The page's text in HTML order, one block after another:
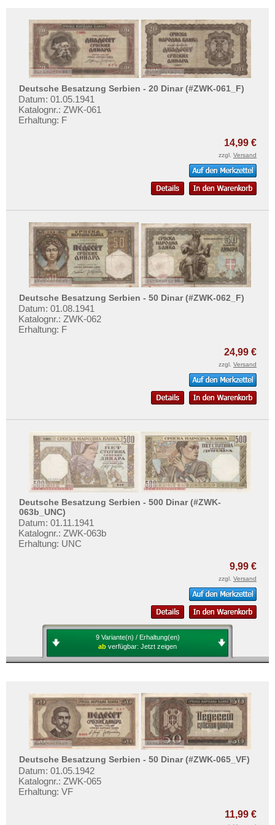
Luxemburg
Malta
Mazedonien
Memelgebiet
Moldawien
Montenegro
Portugal
Rumänien
Russland
Saarland
San Marino
Schottland
Schweden
Spitzbergen
Tatarstan
Transnistrien
Tschechische Republik
Tschechoslowakei
Türkei
Zypern
Banknotenbriefe
Kataloge
Aufbewahrung
Gutscheine
Ihre Bewertungen
Erhaltungsgrade
Gratisbanknoten
FAQ
Mehr über...
Zahlungsbedingungen
Privatsphäre und Datenschutz
Deutsche Besatzung Serbien - 20 Dinar (#ZWK-061_F)
Datum: 01.05.1941
Katalognr.: ZWK-061
Erhaltung: F
14,99 €
zzgl. Versand
Deutsche Besatzung Serbien - 50 Dinar (#ZWK-062_F)
Datum: 01.08.1941
Katalognr.: ZWK-062
Erhaltung: F
24,99 €
zzgl. Versand
Deutsche Besatzung Serbien - 500 Dinar (#ZWK-
063b_UNC)
Datum: 01.11.1941
Katalognr.: ZWK-063b
Erhaltung: UNC
9,99 €
zzgl. Versand
9 Variante(n) / Erhaltung(en)
ab verfügbar: Jetzt zeigen
Deutsche Besatzung Serbien - 50 Dinar (#ZWK-065_VF)
Datum: 01.05.1942
Katalognr.: ZWK-065
Erhaltung: VF
11,99 €